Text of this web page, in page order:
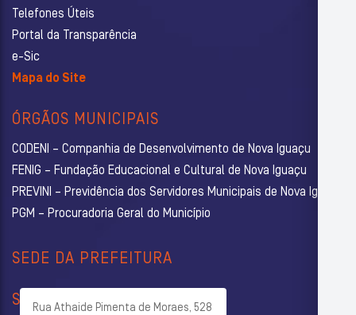
Telefones Úteis
Portal da Transparência
e-Sic
Mapa do Site
ÓRGÃOS MUNICIPAIS
CODENI – Companhia de Desenvolvimento de Nova Iguaçu
FENIG – Fundação Educacional e Cultural de Nova Iguaçu
PREVINI – Previdência dos Servidores Municipais de Nova Iguaçu
PGM – Procuradoria Geral do Município
SEDE DA PREFEITURA
Rua Athaide Pimenta de Moraes, 528
SECRETARIAS